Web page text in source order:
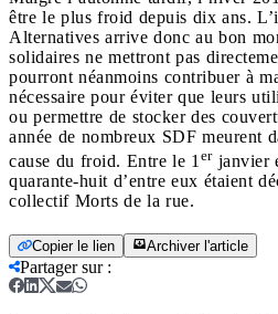
être le plus froid depuis dix ans.
Alternatives arrive donc au bon
solidaires ne mettront pas
pourront néanmoins contribuer à
nécessaire pour éviter que leurs
ou permettre de stocker des
année de nombreux SDF meurent
cause du froid. Entre le 1 erjanvier
quarante-huit d’entre eux étaient
collectif Morts de la rue.
Copier le lien Archiver l'article
Partager sur: